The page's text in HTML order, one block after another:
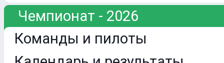
Чемпионат - 2026
Команды и пилоты